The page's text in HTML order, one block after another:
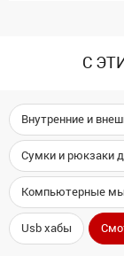
С
Внутренние и
Сумки и рюкзаки
Компьютерные
Usb хабы